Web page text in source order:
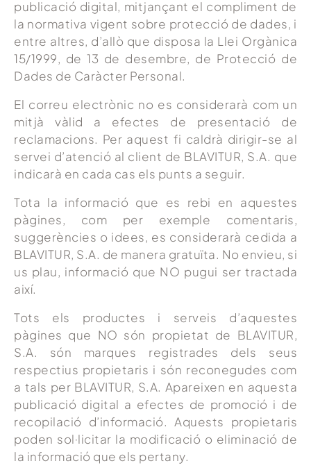
publicació digital, mitjançant el compliment de
la normativa vigent sobre protecció de dades, i
entre altres, d’allò que disposa la Llei Orgànica
15/1999, de 13 de desembre, de Protecció de
Dades de Caràcter Personal.
El correu electrònic no es considerarà com un
mitjà vàlid a efectes de presentació de
reclamacions. Per aquest fi caldrà dirigir-se al
servei d’atenció al client de BLAVITUR, S.A. que
indicarà en cada cas els punts a seguir.
Tota la informació que es rebi en aquestes
pàgines, com per exemple comentaris,
suggerències o idees, es considerarà cedida a
BLAVITUR, S.A. de manera gratuïta. No envieu, si
us plau, informació que NO pugui ser tractada
així.
Tots els productes i serveis d’aquestes
pàgines que NO són propietat de BLAVITUR,
S.A. són marques registrades dels seus
respectius propietaris i són reconegudes com
a tals per BLAVITUR, S.A. Apareixen en aquesta
publicació digital a efectes de promoció i de
recopilació d’informació. Aquests propietaris
poden sol·licitar la modificació o eliminació de
la informació que els pertany.